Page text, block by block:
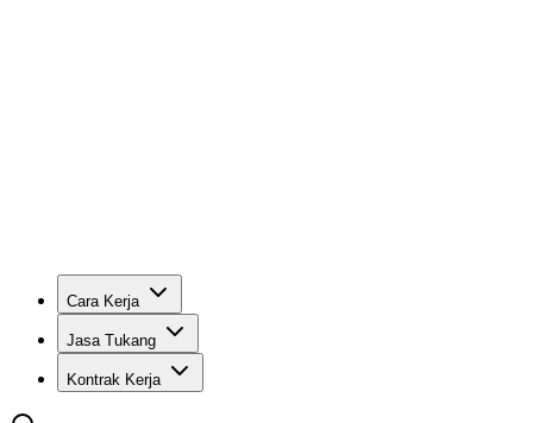
Cara Kerja
Jasa Tukang
Kontrak Kerja